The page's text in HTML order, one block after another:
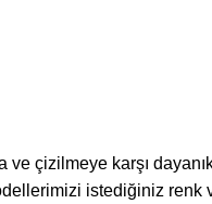
çizilmeye karşı
istediğiniz renk